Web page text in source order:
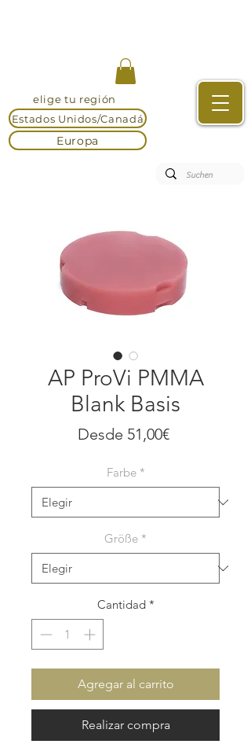
elige tu región
Estados Unidos/Canadá
Europa
AP ProVi PMMA
Blank Basis
Desde 51,00€Precio
Farbe *
Größe *
Cantidad *
Agregar al carrito
Realizar compra